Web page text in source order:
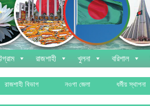
রাজশাহী খুলনা বরিশাল
রাজশাহী বিভাগ নওগা জেলা ধর্মীয় স্থাপনা